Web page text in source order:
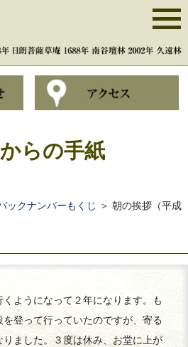
らの手紙
ックナンバーもくじ ＞ 朝の挨拶（平成
ようになって２年になります。も
登って行っていたのですが、寄る
ました。３度は休み、お堂に上が